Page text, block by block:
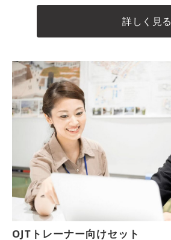
詳しく見る
OJTトレーナー向けセット